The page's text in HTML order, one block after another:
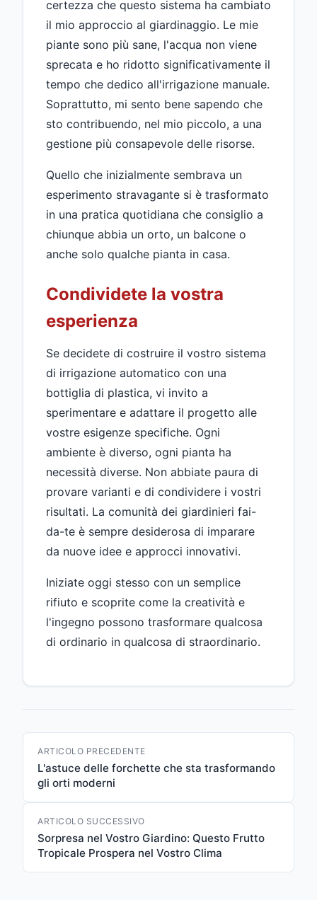
certezza che questo sistema ha cambiato
il mio approccio al giardinaggio. Le mie
piante sono più sane, l'acqua non viene
sprecata e ho ridotto significativamente il
tempo che dedico all'irrigazione manuale.
Soprattutto, mi sento bene sapendo che
sto contribuendo, nel mio piccolo, a una
gestione più consapevole delle risorse.
Quello che inizialmente sembrava un
esperimento stravagante si è trasformato
in una pratica quotidiana che consiglio a
chiunque abbia un orto, un balcone o
anche solo qualche pianta in casa.
Condividete la vostra
esperienza
Se decidete di costruire il vostro sistema
di irrigazione automatico con una
bottiglia di plastica, vi invito a
sperimentare e adattare il progetto alle
vostre esigenze specifiche. Ogni
ambiente è diverso, ogni pianta ha
necessità diverse. Non abbiate paura di
provare varianti e di condividere i vostri
risultati. La comunità dei giardinieri fai-
da-te è sempre desiderosa di imparare
da nuove idee e approcci innovativi.
Iniziate oggi stesso con un semplice
rifiuto e scoprite come la creatività e
l'ingegno possono trasformare qualcosa
di ordinario in qualcosa di straordinario.
ARTICOLO PRECEDENTE
L'astuce delle forchette che sta trasformando
gli orti moderni
ARTICOLO SUCCESSIVO
Sorpresa nel Vostro Giardino: Questo Frutto
Tropicale Prospera nel Vostro Clima